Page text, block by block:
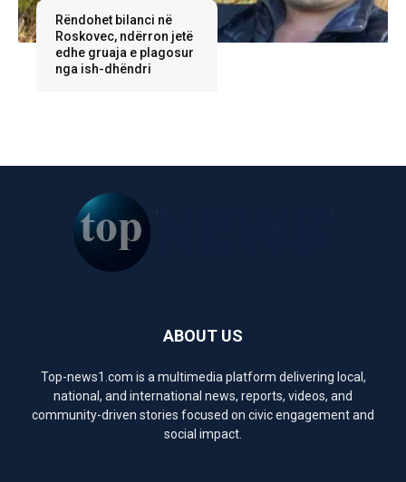
Rëndohet bilanci në
Roskovec, ndërron jetë
edhe gruaja e plagosur
nga ish-dhëndri
ABOUT US
Top-news1.com is a multimedia platform delivering local,
national, and international news, reports, videos, and
community-driven stories focused on civic engagement and
social impact.